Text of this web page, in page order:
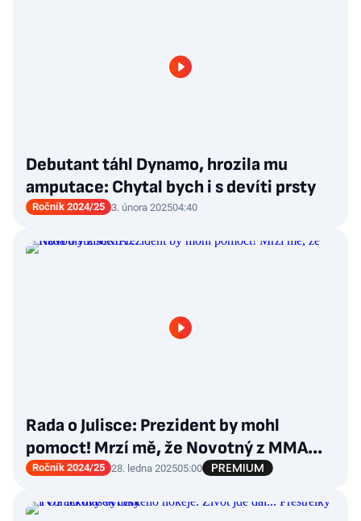
Debutant táhl Dynamo, hrozila mu
amputace: Chytal bych i s devíti prsty
Ročník 2024/25 3. února 202504:40
Rada o Julisce: Prezident by mohl
pomoct! Mrzí mě, že Novotný z MMA...
Ročník 2024/25 28. ledna 202505:00